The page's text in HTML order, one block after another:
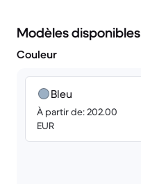
Modèles disponibles
Couleur
Bleu
À partir de: 202.00
EUR